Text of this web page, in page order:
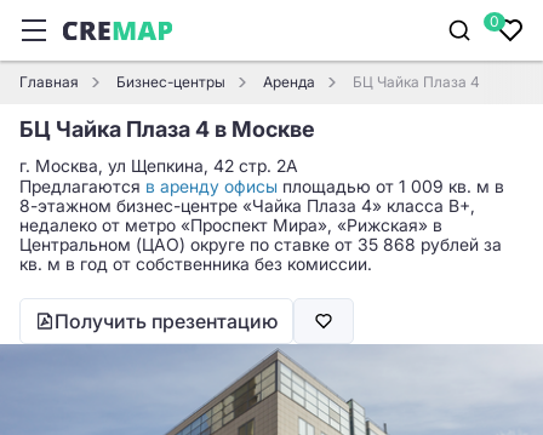
0
Главная Бизнес-центры Аренда БЦ Чайка Плаза 4
БЦ Чайка Плаза 4 в Москве
г. Москва, ул Щепкина, 42 стр. 2А
Предлагаются в аренду офисы площадью от 1 009 кв. м в
8-этажном бизнес-центре «Чайка Плаза 4» класса B+,
недалеко от метро «Проспект Мира», «Рижская» в
Центральном (ЦАО) округе по ставке от 35 868 рублей за
кв. м в год от собственника без комиссии.
Получить презентацию